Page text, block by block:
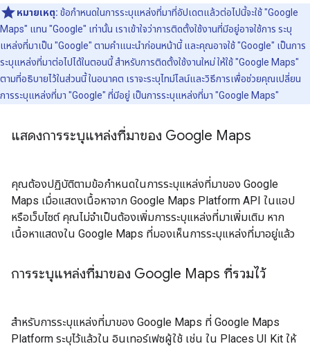
หมายเหตุ: ข้อกำหนดในการระบุแหล่งที่มาที่อัปเดตแล้วต่อไปนี้จะใช้ "Google
Maps" แทน "Google" เท่านั้น เราเข้าใจว่าการติดตั้งใช้งานที่มีอยู่อาจใช้การ ระบุ
แหล่งที่มาเป็น "Google" ตามคำแนะนำก่อนหน้านี้ และคุณอาจใช้ "Google" เป็นการ
ระบุแหล่งที่มาต่อไปได้ในตอนนี้ สำหรับการติดตั้งใช้งานใหม่ ให้ใช้ "Google Maps"
ตามที่อธิบายไว้ในส่วนนี้ ในอนาคต เราจะระบุไทม์ไลน์และวิธีการเพื่อช่วยคุณเปลี่ยน
การระบุแหล่งที่มา "Google" ที่มีอยู่ เป็นการระบุแหล่งที่มา "Google Maps"
แสดงการระบุแหล่งที่มาของ Google Maps
คุณต้องปฏิบัติตามข้อกำหนดในการระบุแหล่งที่มาของ Google
Maps เมื่อแสดงเนื้อหาจาก Google Maps Platform API ในแอป
หรือเว็บไซต์ คุณไม่จำเป็นต้องเพิ่มการระบุแหล่งที่มาเพิ่มเติม หาก
เนื้อหาแสดงใน Google Maps ที่มองเห็นการระบุแหล่งที่มาอยู่แล้ว
การระบุแหล่งที่มาของ Google Maps ที่รวมไว้
สำหรับการระบุแหล่งที่มาของ Google Maps ที่ Google Maps
Platform ระบุไว้แล้วใน อินเทอร์เฟซผู้ใช้ เช่น ใน Places UI Kit ให้